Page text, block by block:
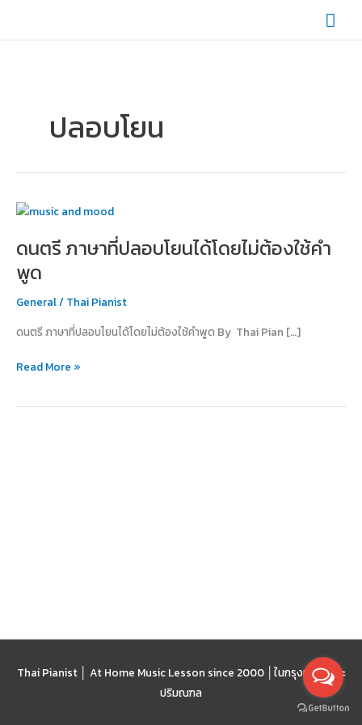
content
ปลอบโยน
ดนตรี ภาษาที่ปลอบโยนได้โดยไม่ต้องใช้คำ
พูด
General/ Thai Pianist
ดนตรี ภาษาที่ปลอบโยนได้โดยไม่ต้องใช้คำพูด By Thai Pian […]
ดนตรี
ที่
ได้
โดย
ต้อง
คำ
Read More »
Thai Pianist │ At Home Music Lesson since 2000 │ ในกรุงเทพฯ และ
ปริมณฑล